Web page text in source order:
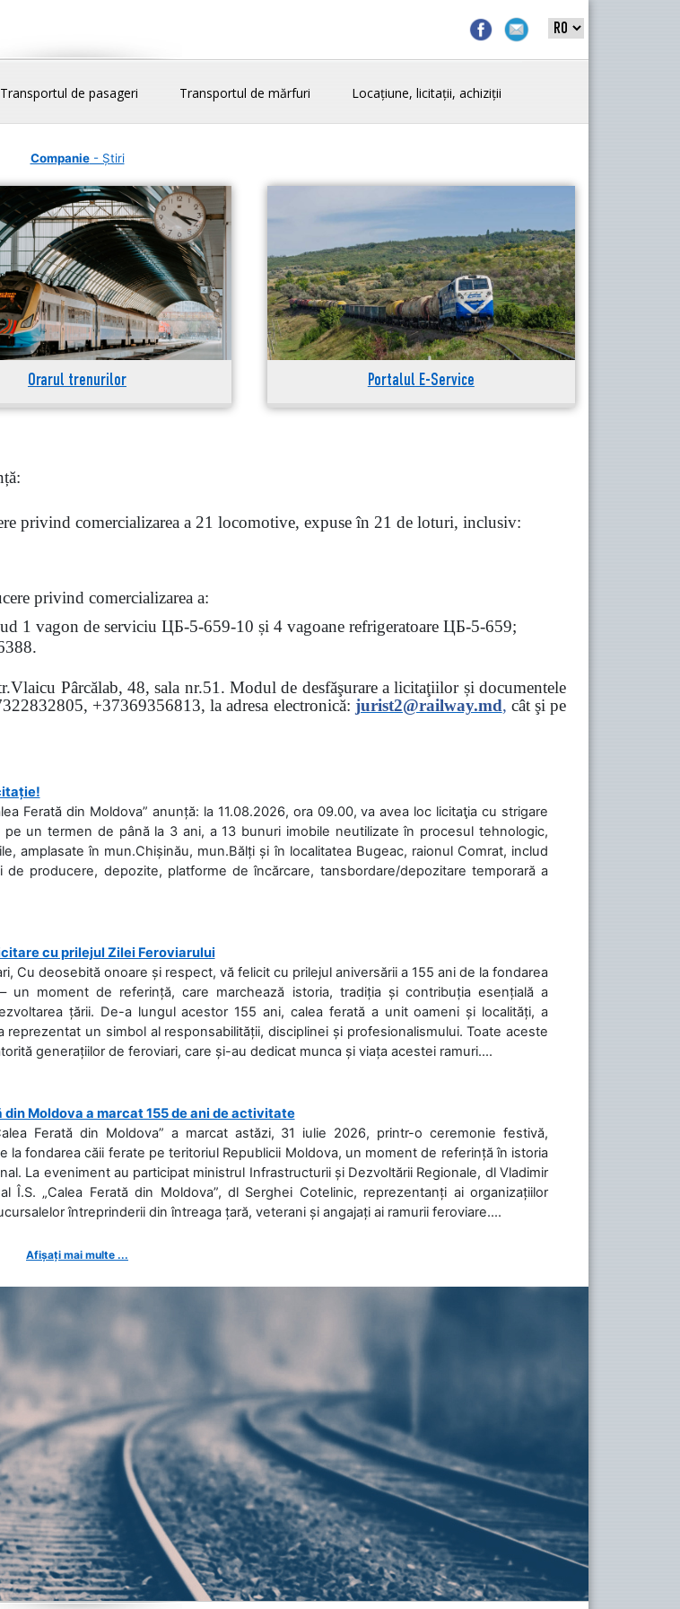
Transportul de pasageri Transportul de mărfuri Locațiune, licitații, achiziții
Companie- Știri
Orarul trenurilor Portalul E-Service
privind comercializarea a 21 locomotive, expuse în 21 de loturi, inclusiv:
privind comercializarea a:
1 vagon de serviciu ЦБ-5-659-10 și 4 vagoane refrigeratoare ЦБ-5-659;
Pârcălab, 48, sala nr.51.Modul de desfăşurare a licitaţiilor și documentele
+37369356813, la adresa electronică: jurist2@railway.md, cât şi pe
Ferată din Moldova” anunță: la 11.08.2026, ora 09.00, va avea loc licitaţia cu strigare
pe un termen de până la 3 ani, a 13 bunuri imobile neutilizate în procesul tehnologic,
amplasate în mun.Chișinău, mun.Bălți și în localitatea Bugeac, raionul Comrat, includ
de producere, depozite, platforme de încărcare, tansbordare/depozitare temporară a
cu prilejul Zilei Feroviarului
Cu deosebită onoare și respect, vă felicit cu prilejul aniversării a 155 ani de la fondarea
un moment de referință, care marchează istoria, tradiția și contribuția esențială a
țării. De-a lungul acestor 155 ani, calea ferată a unit oameni și localități, a
reprezentat un simbol al responsabilității, disciplinei și profesionalismului. Toate aceste
generațiilor de feroviari, care și-au dedicat munca și viața acestei ramuri....
din Moldova a marcat 155 de ani de activitate
Ferată din Moldova” a marcat astăzi, 31 iulie 2026, printr-o ceremonie festivă,
la fondarea căii ferate pe teritoriul Republicii Moldova, un moment de referință în istoria
La eveniment au participat ministrul Infrastructurii și Dezvoltării Regionale, dl Vladimir
Î.S. „Calea Ferată din Moldova”, dl Serghei Cotelinic, reprezentanți ai organizațiilor
întreprinderii din întreaga țară, veterani și angajați ai ramurii feroviare....
Afișați mai multe ...